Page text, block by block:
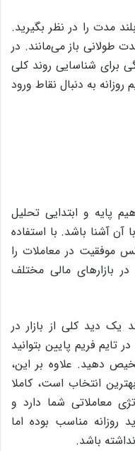
مدت را در نظر بگیرید.
طولانی باز می‌مانند. در
برای شناسایی روند کلی
به دنبال نقاط ورود
پایه و ابتدایی تحلیل
آن آشنا باشد. با استفاده
موفقیت در معاملات را
بازارهای مالی مختلف
یک دید کلی از بازار در
تایم فریم پایین بتوانید
دهید. علاوه بر این،
انتخاب است، کاملا
معاملاتی شما دارد و
مناسب بوده اما
باشد.